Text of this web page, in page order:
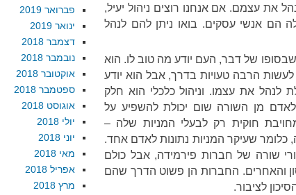
את עצמם. אם אנחנו רוצים ניהול יעיל,
הם אנשי עסקים. בואו ניתן להם לנהל
של דבר, העם יודע מה טוב לו. הוא
הרבה טעויות בדרך, אבל הוא יודע
לנהל את עצמו. וניהול כלכלי הוא חלק
לאדם מן השורה שום יכולת להשפיע על
חוקית רק לבעלי המניות שלה –
שעיקר המניות נתונות לאדם אחד.
שורה של חברות פירמידה, אבל כולם
והאחרים. החברות הן פשוט הדרך שהם
לציבור.
פברואר 2019
ינואר 2019
דצמבר 2018
נובמבר 2018
אוקטובר 2018
ספטמבר 2018
אוגוסט 2018
יולי 2018
יוני 2018
מאי 2018
אפריל 2018
מרץ 2018